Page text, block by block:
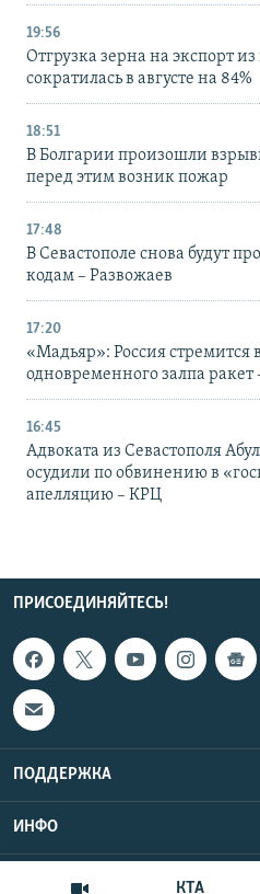
КТА
19:56
Отгрузка зерна на экспорт
сократилась в августе на 84%
18:51
В Болгарии произошли
перед этим возник пожар
17:48
В Севастополе снова будут
кодам – Развожаев
17:20
«Мадьяр»: Россия стремится
одновременного залпа
16:45
Адвоката из Севастополя
осудили по обвинению в
апелляцию – КРЦ
ПРИСОЕДИНЯЙТЕСЬ!
ПОДДЕРЖКА
ИНФО
Copyright
UTC+3